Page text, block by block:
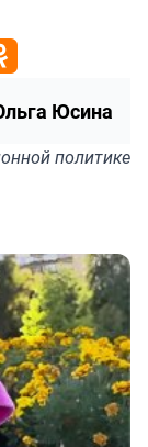
Юсина
политике